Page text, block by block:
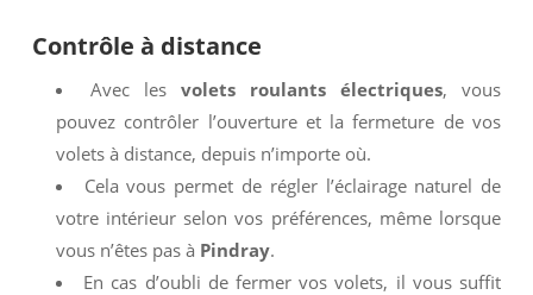
Contrôle à distance
Avec les volets roulants électriques, vous
pouvez contrôler l’ouverture et la fermeture de vos
volets à distance, depuis n’importe où.
Cela vous permet de régler l’éclairage naturel de
votre intérieur selon vos préférences, même lorsque
vous n’êtes pas à Pindray.
En cas d’oubli de fermer vos volets, il vous suffit